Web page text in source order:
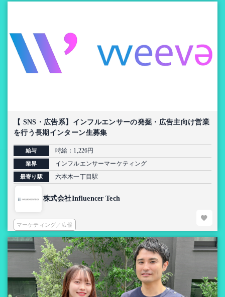
【 SNS・広告系】インフルエンサーの発掘・広告主向け営業
を行う長期インターン生募集
給与 時給：1,226円
業界 インフルエンサーマーケティング
最寄り駅 六本木一丁目駅
株式会社Influencer Tech
マーケティング／広報